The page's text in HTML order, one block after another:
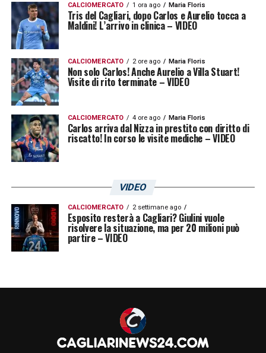
Le visite mediche
La tabella di marcia è già serrata. I due club
vogliono accelerare per evitare inserimenti
dell’ultimo minuto da parte di altre
concorrenti. L’obiettivo comune è definire
tutto nelle prossime ore, così da
programmare le visite mediche del classe
2000 tra domenica e lunedì, sancendo
avventura orobica.
LA PLAYLIST DELLE NOSTRE TOP NEWS
CALCIOMERCATO 1 ora ago Maria Floris
Tris del Cagliari, dopo Carlos e Aurelio tocca a
Maldini! L’arrivo in clinica – VIDEO
CALCIOMERCATO 2 ore ago Maria Floris
Non solo Carlos! Anche Aurelio a Villa Stuart!
Visite di rito terminate – VIDEO
CALCIOMERCATO 4 ore ago Maria Floris
Carlos arriva dal Nizza in prestito con diritto di
riscatto! In corso le visite mediche – VIDEO
VIDEO
CALCIOMERCATO 2 settimane ago
Esposito resterà a Cagliari? Giulini vuole
risolvere la situazione, ma per 20 milioni può
partire – VIDEO